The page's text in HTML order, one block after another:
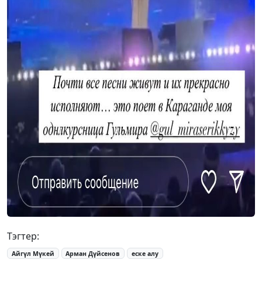
Тэгтер:
Айгүл Мүкей Арман Дүйсенов еске алу